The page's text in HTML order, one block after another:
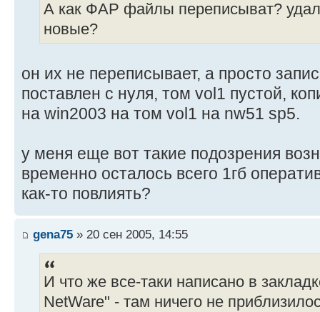
А как ФАР файлы переписыват?
новые?
он их не переписывает, а просто
поставлен с нуля, том vol1 пустой,
на win2003 на том vol1 на nw51 sp5.
у меня еще вот такие подозрения
временно осталось всего 1гб
как-то повлиять?
gena75 » 20 сен 2005, 14:55
И что же все-таки написано в
NetWare" - там ничего не